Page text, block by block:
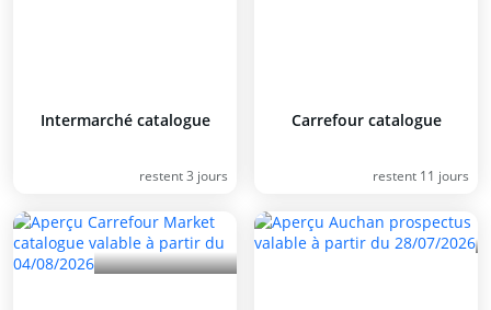
Intermarché catalogue
restent 3 jours
Carrefour catalogue
restent 11 jours